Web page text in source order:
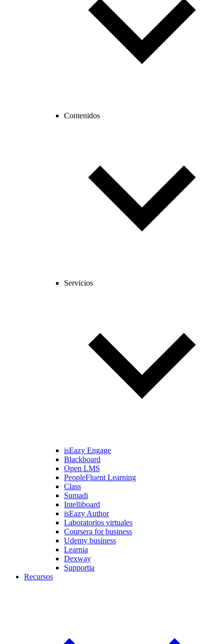
Contenidos
Servicios
isEazy Engage
Blackboard
Open LMS
PeopleFluent Learning
Class
Sumadi
Intelliboard
isEazy Author
Laboratorios virtuales
Coursera for business
Udemy business
Learnia
Dexway
Supportia
Recursos